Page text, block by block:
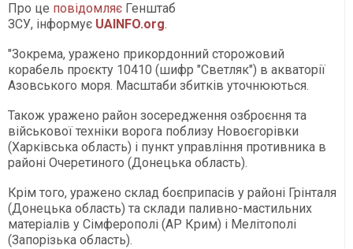
Про це повідомляє Генштаб
ЗСУ, інформує UAINFO.org.
"Зокрема, уражено прикордонний сторожовий
корабель проєкту 10410 (шифр "Светляк") в акваторії
Азовського моря. Масштаби збитків уточнюються.
Також уражено район зосередження озброєння та
військової техніки ворога поблизу Новоєгорівки
(Харківська область) і пункт управління противника в
районі Очеретиного (Донецька область).
Крім того, уражено склад боєприпасів у районі Грінталя
(Донецька область) та склади паливно-мастильних
матеріалів у Сімферополі (АР Крим) і Мелітополі
(Запорізька область).